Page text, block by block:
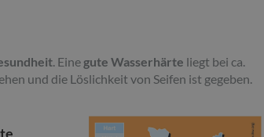
. Eine gute Wasserhärte liegt bei ca.
und die Löslichkeit von Seifen ist gegeben.